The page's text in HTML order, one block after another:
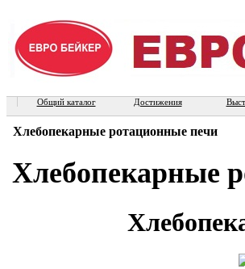
Общий каталог Достижения
Хлебопекарные ротационные печи
Хлебопекарные